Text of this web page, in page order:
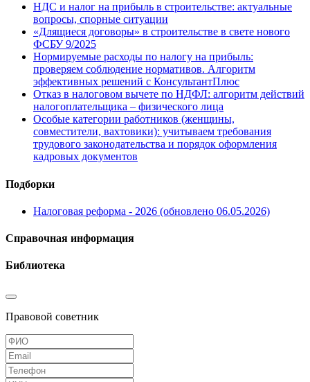
НДС и налог на прибыль в строительстве: актуальные
вопросы, спорные ситуации
«Длящиеся договоры» в строительстве в свете нового
ФСБУ 9/2025
Нормируемые расходы по налогу на прибыль:
проверяем соблюдение нормативов. Алгоритм
эффективных решений с КонсультантПлюс
Отказ в налоговом вычете по НДФЛ: алгоритм действий
налогоплательщика – физического лица
Особые категории работников (женщины,
совместители, вахтовики): учитываем требования
трудового законодательства и порядок оформления
кадровых документов
Подборки
Налоговая реформа - 2026 (обновлено 06.05.2026)
Справочная информация
Библиотека
Правовой советник